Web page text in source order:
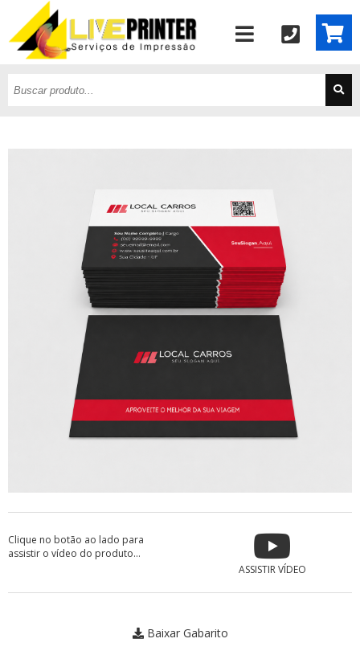
Clique no botão ao lado para
assistir o vídeo do produto...
ASSISTIR VÍDEO
Baixar Gabarito